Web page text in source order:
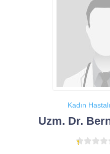
Kadın
Uzm. Dr.